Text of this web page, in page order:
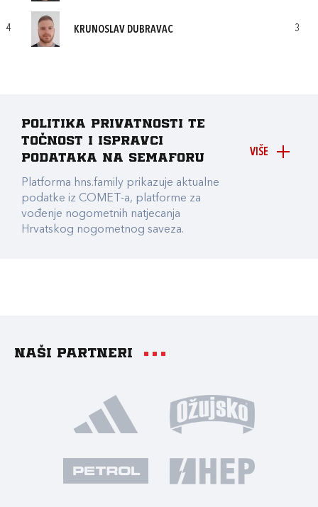
4 KRUNOSLAV DUBRAVAC 3
VIŠE
Politika privatnosti te
točnost i ispravci
podataka na Semaforu
Platforma hns.family prikazuje aktualne
podatke iz COMET-a, platforme za
vođenje nogometnih natjecanja
Hrvatskog nogometnog saveza.
Naši partneri